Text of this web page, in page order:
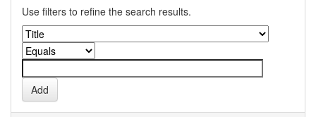
Use filters to refine the search results.